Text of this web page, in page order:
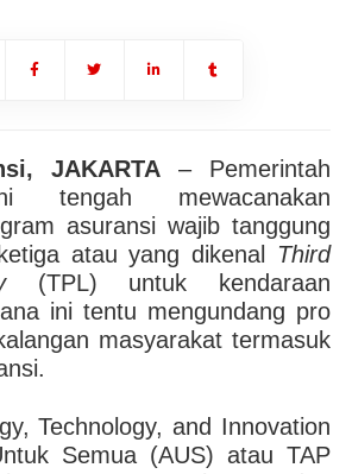
JAKARTA – Pemerintah
tengah mewacanakan
asuransi wajib tanggung
atau yang dikenal Third
(TPL) untuk kendaraan
ini tentu mengundang pro
masyarakat termasuk
Technology, and Innovation
Semua (AUS) atau TAP